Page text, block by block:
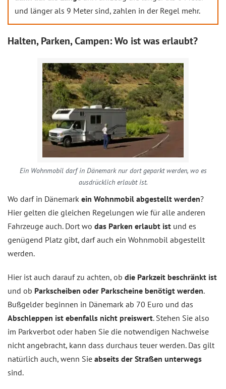
und länger als 9 Meter sind, zahlen in der Regel mehr.
Halten, Parken, Campen: Wo ist was erlaubt?
Ein Wohnmobil darf in Dänemark nur dort geparkt werden, wo es
ausdrücklich erlaubt ist.
Wo darf in Dänemark ein Wohnmobil abgestellt werden?
Hier gelten die gleichen Regelungen wie für alle anderen
Fahrzeuge auch. Dort wo das Parken erlaubt ist und es
genügend Platz gibt, darf auch ein Wohnmobil abgestellt
werden.
Hier ist auch darauf zu achten, ob die Parkzeit beschränkt ist
und ob Parkscheiben oder Parkscheine benötigt werden.
Bußgelder beginnen in Dänemark ab 70 Euro und das
Abschleppen ist ebenfalls nicht preiswert. Stehen Sie also
im Parkverbot oder haben Sie die notwendigen Nachweise
nicht angebracht, kann dass durchaus teuer werden. Das gilt
natürlich auch, wenn Sie abseits der Straßen unterwegs
sind.